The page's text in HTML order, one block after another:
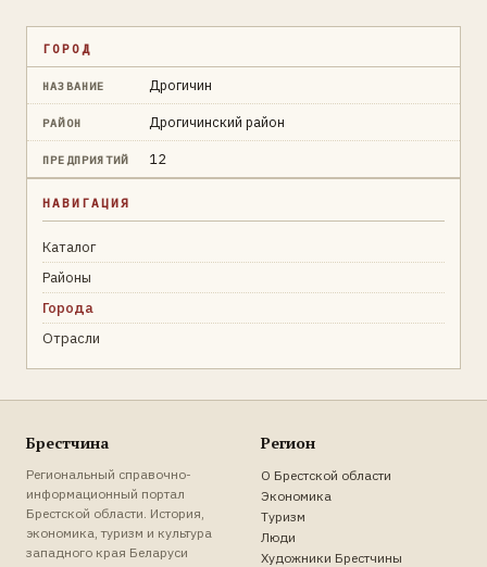
ГОРОД
НАЗВАНИЕ Дрогичин
РАЙОН Дрогичинский район
ПРЕДПРИЯТИЙ 12
НАВИГАЦИЯ
Каталог
Районы
Города
Отрасли
Брестчина
Региональный справочно-
информационный портал
Брестской области. История,
экономика, туризм и культура
западного края Беларуси
Регион
О Брестской области
Экономика
Туризм
Люди
Художники Брестчины